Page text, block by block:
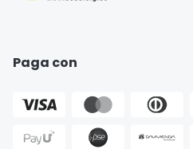
Paga con